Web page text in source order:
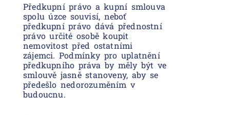
Předkupní právo a kupní smlouva
spolu úzce souvisí, neboť
předkupní právo dává přednostní
právo určité osobě koupit
nemovitost před ostatními
zájemci. Podmínky pro uplatnění
předkupního práva by měly být ve
smlouvě jasně stanoveny, aby se
předešlo nedorozuměním v
budoucnu.